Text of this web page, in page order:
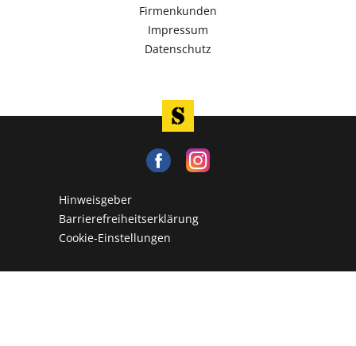
Firmenkunden
Impressum
Datenschutz
Hinweisgeber
Barrierefreiheitserklärung
Cookie-Einstellungen